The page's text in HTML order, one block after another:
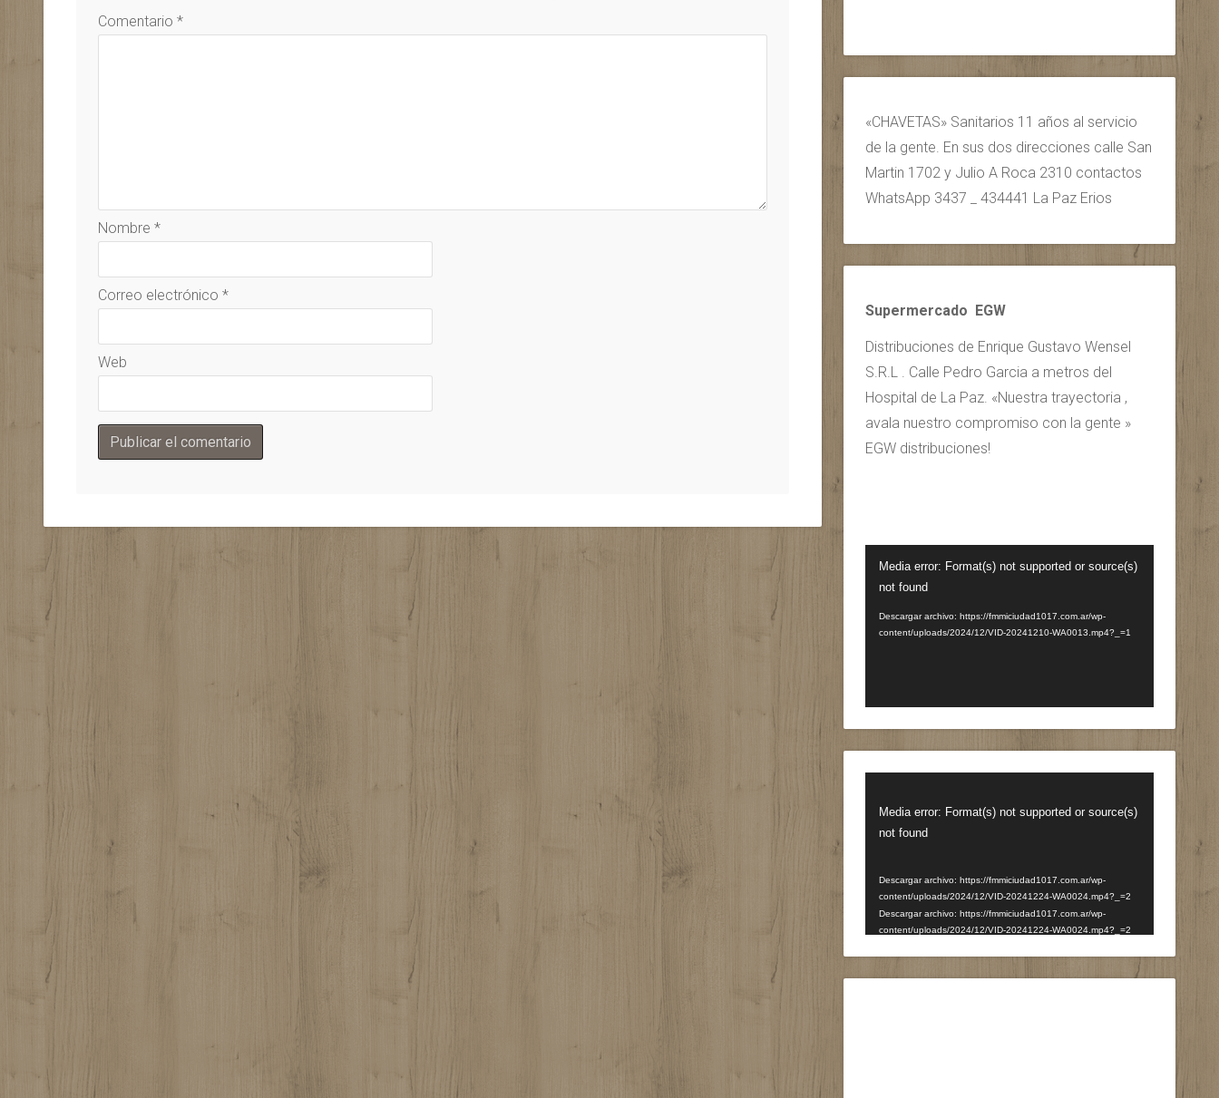
Comentario *
Nombre *
Correo electrónico *
Web
«CHAVETAS» Sanitarios 11 años al servicio
de la gente. En sus dos direcciones calle San
Martin 1702 y Julio A Roca 2310 contactos
WhatsApp 3437 _ 434441 La Paz Erios
Supermercado EGW
Distribuciones de Enrique Gustavo Wensel
S.R.L . Calle Pedro Garcia a metros del
Hospital de La Paz. «Nuestra trayectoria ,
avala nuestro compromiso con la gente »
EGW distribuciones!
de
Media error: Format(s) not supported or source(s)
not found
Descargar archivo: https://fmmiciudad1017.com.ar/wp-
content/uploads/2024/12/VID-20241210-WA0013.mp4?_=1
de
vídeo
Media error: Format(s) not supported or source(s)
not found
Descargar archivo: https://fmmiciudad1017.com.ar/wp-
content/uploads/2024/12/VID-20241224-WA0024.mp4?_=2
Descargar archivo: https://fmmiciudad1017.com.ar/wp-
content/uploads/2024/12/VID-20241224-WA0024.mp4?_=2